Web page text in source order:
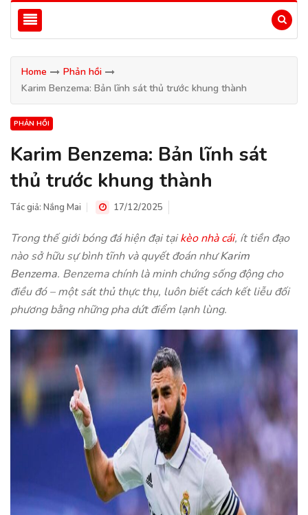
Home
Phản hồi
Karim Benzema: Bản lĩnh sát thủ trước khung thành
PHẢN HỒI
Karim Benzema: Bản lĩnh sát
thủ trước khung thành
Tác giả: Nắng Mai 17/12/2025
Trong thế giới bóng đá hiện đại tạikèo nhà cái, ít tiền đạo
nào sở hữu sự bình tĩnh và quyết đoán nhưKarim
Benzema. Benzema chính là minh chứng sống động cho
điều đó – một sát thủ thực thụ, luôn biết cách kết liễu đối
phương bằng những pha dứt điểm lạnh lùng.